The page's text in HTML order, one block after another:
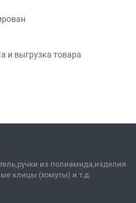
и выгрузка товара
из полиамида,изделия
клицы (хомуты) и т.д.